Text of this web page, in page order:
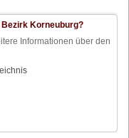
Korneuburg?
Informationen über den